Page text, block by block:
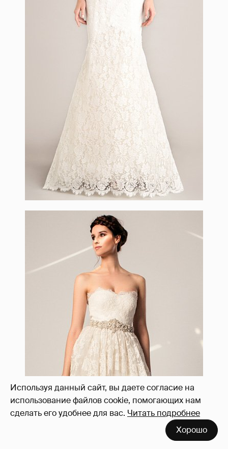
Используя данный сайт, вы даете согласие на
использование файлов cookie, помогающих нам
сделать его удобнее для вас. Читать подробнее
Хорошо